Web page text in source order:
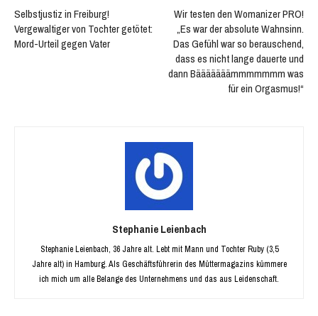
Selbstjustiz in Freiburg!
Vergewaltiger von Tochter getötet:
Mord-Urteil gegen Vater
Wir testen den Womanizer PRO!
„Es war der absolute Wahnsinn.
Das Gefühl war so berauschend,
dass es nicht lange dauerte und
dann Bääääääämmmmmmm was
für ein Orgasmus!“
Stephanie Leienbach
Stephanie Leienbach, 36 Jahre alt. Lebt mit Mann und Tochter Ruby (3,5
Jahre alt) in Hamburg. Als Geschäftsführerin des Müttermagazins kümmere
ich mich um alle Belange des Unternehmens und das aus Leidenschaft.